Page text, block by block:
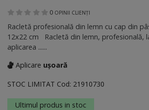
0 OPINII CLIENȚI
Racletă profesională din lemn cu cap din
12x22 cm Racletă din lemn, profesională,
aplicarea ......
Aplicare ușoară
STOC LIMITAT Cod: 21910730
Ultimul produs in stoc